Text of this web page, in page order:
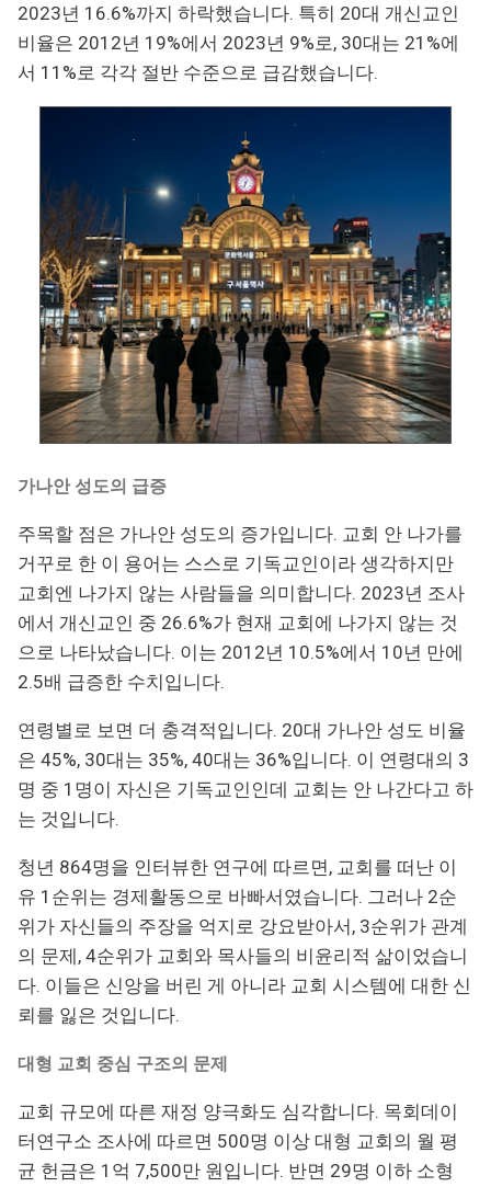
2023년 16.6%까지 하락했습니다. 특히 20대 개신교인
비율은 2012년 19%에서 2023년 9%로, 30대는 21%에
서 11%로 각각 절반 수준으로 급감했습니다.
가나안 성도의 급증
주목할 점은 가나안 성도의 증가입니다. 교회 안 나가를
거꾸로 한 이 용어는 스스로 기독교인이라 생각하지만
교회엔 나가지 않는 사람들을 의미합니다. 2023년 조사
에서 개신교인 중 26.6%가 현재 교회에 나가지 않는 것
으로 나타났습니다. 이는 2012년 10.5%에서 10년 만에
2.5배 급증한 수치입니다.
연령별로 보면 더 충격적입니다. 20대 가나안 성도 비율
은 45%, 30대는 35%, 40대는 36%입니다. 이 연령대의 3
명 중 1명이 자신은 기독교인인데 교회는 안 나간다고 하
는 것입니다.
청년 864명을 인터뷰한 연구에 따르면, 교회를 떠난 이
유 1순위는 경제활동으로 바빠서였습니다. 그러나 2순
위가 자신들의 주장을 억지로 강요받아서, 3순위가 관계
의 문제, 4순위가 교회와 목사들의 비윤리적 삶이었습니
다. 이들은 신앙을 버린 게 아니라 교회 시스템에 대한 신
뢰를 잃은 것입니다.
대형 교회 중심 구조의 문제
교회 규모에 따른 재정 양극화도 심각합니다. 목회데이
터연구소 조사에 따르면 500명 이상 대형 교회의 월 평
균 헌금은 1억 7,500만 원입니다. 반면 29명 이하 소형